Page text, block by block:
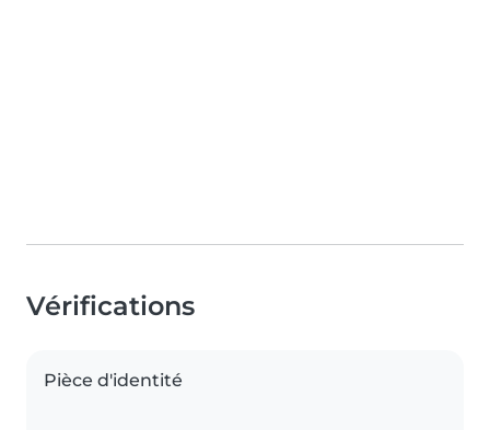
Vérifications
Pièce d'identité